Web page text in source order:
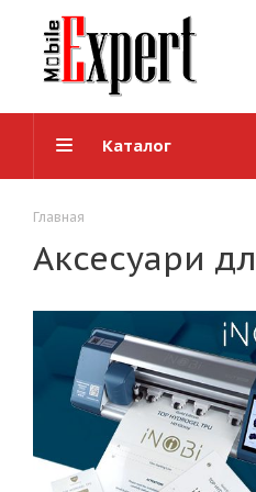
Каталог
Главная
Аксесуари